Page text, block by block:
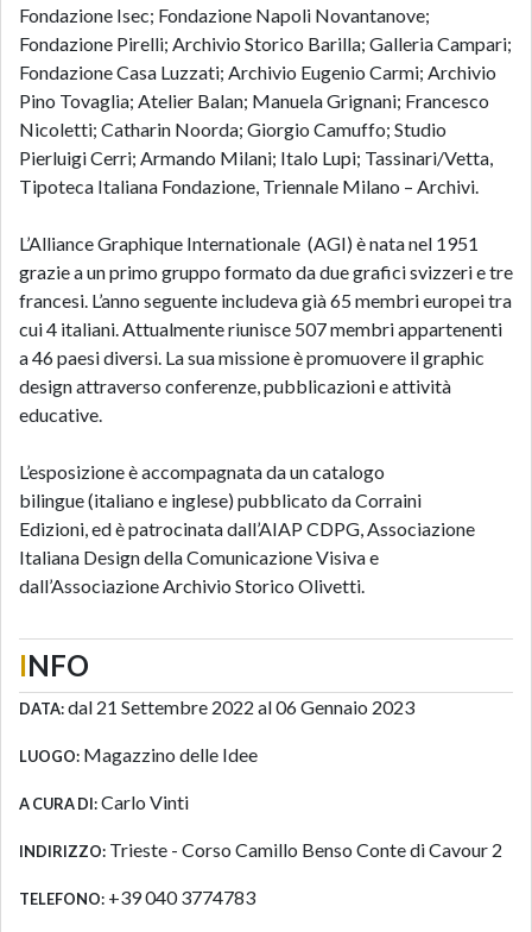
Fondazione Isec; Fondazione Napoli Novantanove;
Fondazione Pirelli; Archivio Storico Barilla; Galleria Campari;
Fondazione Casa Luzzati; Archivio Eugenio Carmi; Archivio
Pino Tovaglia; Atelier Balan; Manuela Grignani; Francesco
Nicoletti; Catharin Noorda; Giorgio Camuffo; Studio
Pierluigi Cerri; Armando Milani; Italo Lupi; Tassinari/Vetta,
Tipoteca Italiana Fondazione, Triennale Milano – Archivi.
L’Alliance Graphique Internationale (AGI) è nata nel 1951
grazie a un primo gruppo formato da due grafici svizzeri e tre
francesi. L’anno seguente includeva già 65 membri europei tra
cui 4 italiani. Attualmente riunisce 507 membri appartenenti
a 46 paesi diversi. La sua missione è promuovere il graphic
design attraverso conferenze, pubblicazioni e attività
educative.
L’esposizione è accompagnata da uncatalogo
bilingue(italiano e inglese) pubblicato daCorraini
Edizioni,ed è patrocinata dall’AIAP CDPG, Associazione
Italiana Design della Comunicazione Visiva e
dall’Associazione Archivio Storico Olivetti.
INFO
DATA:dal 21 Settembre 2022 al 06 Gennaio 2023
LUOGO: Magazzino delle Idee
A CURA DI:Carlo Vinti
INDIRIZZO: Trieste - Corso Camillo Benso Conte di Cavour 2
TELEFONO: +39 040 3774783